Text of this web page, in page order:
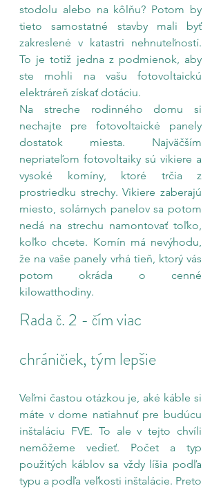
stodolu alebo na kôlňu? Potom by
tieto samostatné stavby mali byť
zakreslené v katastri nehnuteľností.
To je totiž jedna z podmienok, aby
ste mohli na vašu fotovoltaickú
elektráreň získať dotáciu.
Na streche rodinného domu si
nechajte pre fotovoltaické panely
dostatok miesta. Najväčším
nepriateľom fotovoltaiky sú vikiere a
vysoké komíny, ktoré trčia z
prostriedku strechy. Vikiere zaberajú
miesto, solárnych panelov sa potom
nedá na strechu namontovať toľko,
koľko chcete. Komín má nevýhodu,
že na vaše panely vrhá tieň, ktorý vás
potom okráda o cenné
kilowatthodiny.
Rada č. 2 - čím viac
chráničiek, tým lepšie
Veľmi častou otázkou je, aké káble si
máte v dome natiahnuť pre budúcu
inštaláciu FVE. To ale v tejto chvíli
nemôžeme vedieť. Počet a typ
použitých káblov sa vždy líšia podľa
typu a podľa veľkosti inštalácie. Preto